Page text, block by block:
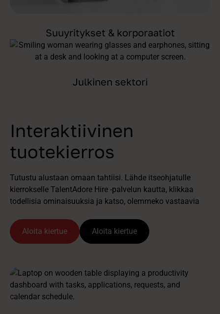
Suuyritykset & korporaatiot
Julkinen sektori
Interaktiivinen
tuotekierros
Tutustu alustaan omaan tahtiisi. Lähde itseohjatulle
kierrokselle TalentAdore Hire -palvelun kautta, klikkaa
todellisia ominaisuuksia ja katso, olemmeko vastaavia
Aloita kiertue Aloita kiertue